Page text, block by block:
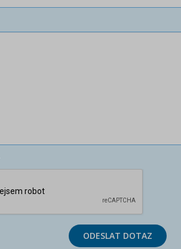
ODESLAT DOTAZ